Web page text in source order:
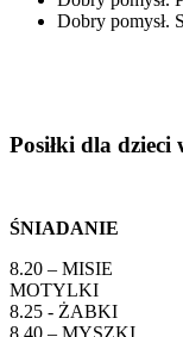
Dobry pomysł.
Posiłki dla dzieci
ŚNIADANIE
8.20 – MISIE
MOTYLKI
8.25 - ŻABKI
8.40 – MYSZKI